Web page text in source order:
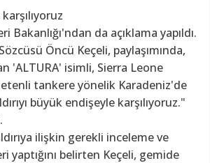
Bakanlığı'ndan da açıklama yapıldı.
Öncü Keçeli, paylaşımında,
'ALTURA' isimli, Sierra Leone
tankere yönelik Karadeniz'de
büyük endişeyle karşılıyoruz."
ilişkin gerekli inceleme ve
yaptığını belirten Keçeli, gemide